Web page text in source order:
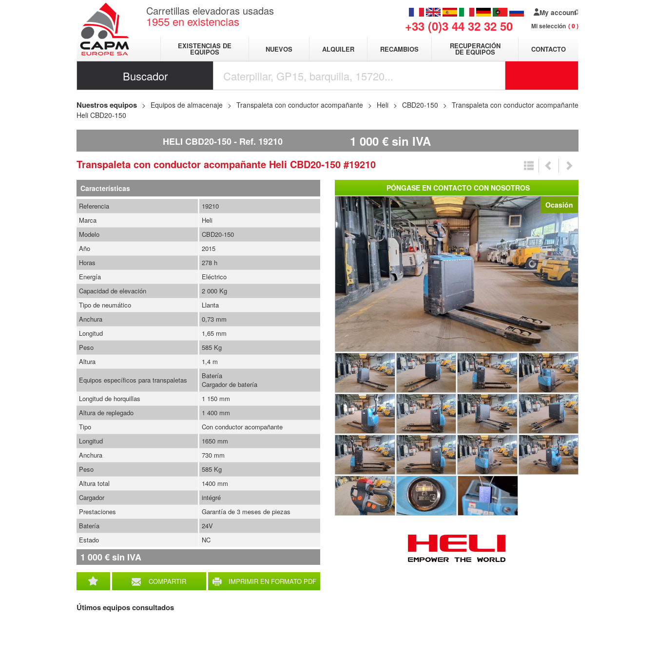
Carretillas elevadoras usadas
1955 en existencias +33 (0)3 44 32 32 50
My account
Mi selección 0
EXISTENCIAS DE
EQUIPOS NUEVOS ALQUILER RECAMBIOS RECUPERACIÓN
DE EQUIPOS CONTACTO
Buscador
Nuestros equipos Equipos de almacenaje Transpaleta con conductor acompañante Heli CBD20-150
Transpaleta con conductor acompañante
Heli CBD20-150
HELI CBD20-150 Ref. 19210 1 000 € sin IVA
Transpaleta con conductor acompañante Heli CBD20-150 #19210
Ocasión
Características
COMPARTIR IMPRIMIR EN FORMATO PDF
Referencia
19210
Marca
Heli
Modelo
CBD20-150
Año
2015
Horas
278 h
Energía
Eléctrico
Capacidad de elevación
2 000 Kg
Tipo de neumático
Llanta
Anchura
0,73 mm
Longitud
1,65 mm
Peso
585 Kg
Altura
1,4 m
Equipos específicos para transpaletas
Batería
Cargador de batería
Longitud de horquillas
1 150 mm
Altura de replegado
1 400 mm
Tipo
Con conductor acompañante
Longitud
1650 mm
Anchura
730 mm
Peso
585 Kg
Altura total
1400 mm
Cargador
intégré
Prestaciones
Garantía de 3 meses de piezas
Batería
24V
Estado
NC
1 000€sin IVA
PÓNGASE EN CONTACTO CON NOSOTROS
Útimos equipos consultados